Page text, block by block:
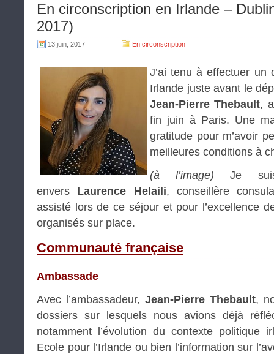
En circonscription en Irlande –
2017)
13 juin, 2017 En circonscription
J’ai tenu à effectuer un
Irlande juste avant le
Jean-Pierre Thebault,
fin juin à Paris. Une
gratitude pour m’avoir
meilleures conditions à
(à l’image) Je suis
envers Laurence Helaili, conseillère
assisté lors de ce séjour et pour l’excellence
organisés sur place.
Communauté française
Ambassade
Avec l’ambassadeur, Jean-Pierre Thebault,
dossiers sur lesquels nous avions déjà
notamment l’évolution du contexte politique
Ecole pour l’Irlande ou bien l’information sur